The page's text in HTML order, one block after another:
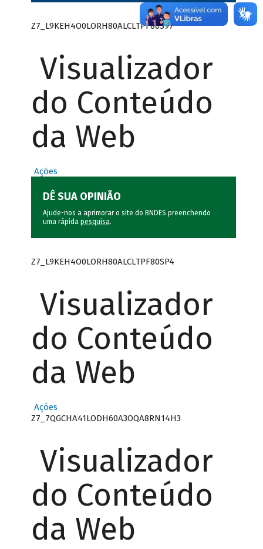
Z7_L9KEH4O0LORH80ALCLTPF80S97
Visualizador
do Conteúdo
da Web
Ações
DÊ SUA OPINIÃO
Ajude-nos a aprimorar o site do BNDES preenchendo
uma rápida pesquisa.
Z7_L9KEH4O0LORH80ALCLTPF80SP4
Visualizador
do Conteúdo
da Web
Ações
Z7_7QGCHA41LODH60A3OQA8RN14H3
Visualizador
do Conteúdo
da Web